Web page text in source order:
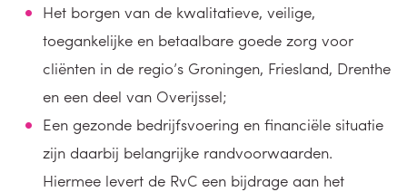
Het borgen van de kwalitatieve, veilige,
toegankelijke en betaalbare goede zorg voor
cliënten in de regio’s Groningen, Friesland, Drenthe
en een deel van Overijssel;
Een gezonde bedrijfsvoering en financiële situatie
zijn daarbij belangrijke randvoorwaarden.
Hiermee levert de RvC een bijdrage aan het